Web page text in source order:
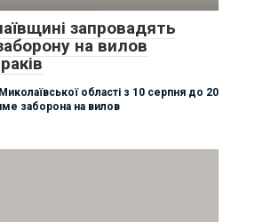
запровадять
на вилов
області з 10 серпня до 20
заборона на вилов